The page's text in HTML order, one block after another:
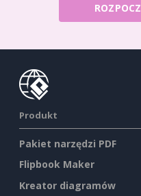
Produkt
Pakiet narzędzi PDF
Flipbook Maker
Kreator diagramów